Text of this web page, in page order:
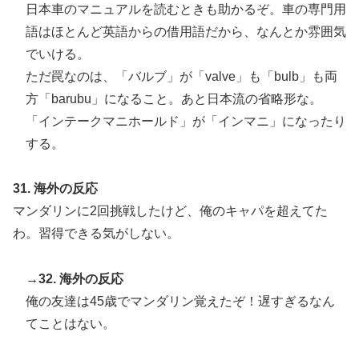
日本車のマニュアルを読むときも助かるぞ。車の専門用
語はほとんど英語からの借用語だから、なんとか雰囲気
でいける。
ただ罠なのは、「バルブ」が「valve」も「bulb」も両
方「barubu」になること。あと日本流の省略形な。
「インテークマニホールド」が「インマニ」になったり
する。
31. 海外の反応
マンダリンに2回挑戦したけど、俺のキャパを超えてた
わ。習得できる気がしない。
→32. 海外の反応
俺の友達は45歳でマンダリン覚えたぞ！遅すぎるなん
てことはない。